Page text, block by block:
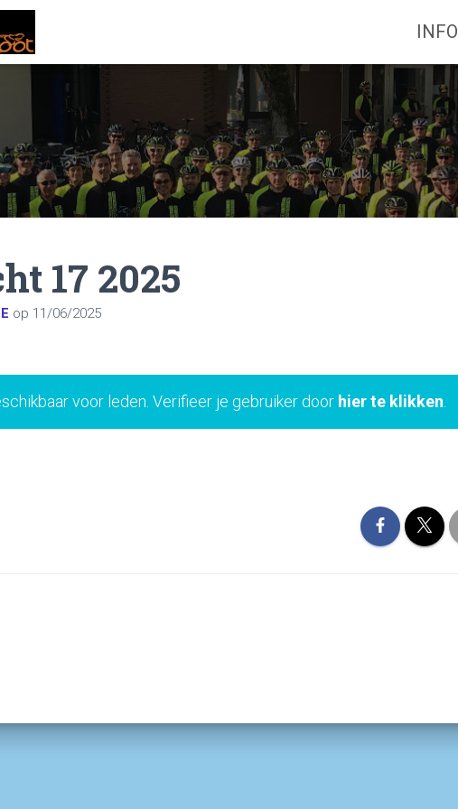
INFO
17 2025
op 11/06/2025
voor leden. Verifieer je gebruiker door hier te klikken